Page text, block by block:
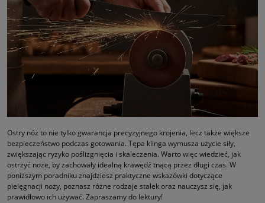
Ostry nóż to nie tylko gwarancja precyzyjnego krojenia, lecz także większe
bezpieczeństwo podczas gotowania. Tępa klinga wymusza użycie siły,
zwiększając ryzyko poślizgnięcia i skaleczenia. Warto więc wiedzieć, jak
ostrzyć noże, by zachowały idealną krawędź tnącą przez długi czas. W
poniższym poradniku znajdziesz praktyczne wskazówki dotyczące
pielęgnacji noży, poznasz różne rodzaje stalek oraz nauczysz się, jak
prawidłowo ich używać. Zapraszamy do lektury!